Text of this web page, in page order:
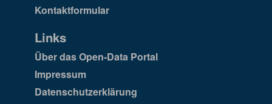
Kontaktformular
Links
Über das Open-Data Portal
Impressum
Datenschutzerklärung